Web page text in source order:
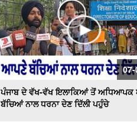
ਪੰਜਾਬ ਦੇ ਵੱਖ-ਵੱਖ ਇਲਾਕਿਆਂ ਤੋਂ
ਬੱਚਿਆਂ ਨਾਲ ਧਰਨਾ ਦੇਣ ਦਿੱਲੀ ਪਹੁੰਚੇ